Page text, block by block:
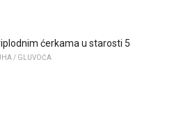
ćerkama u starosti 5
/ GLUVOĆA